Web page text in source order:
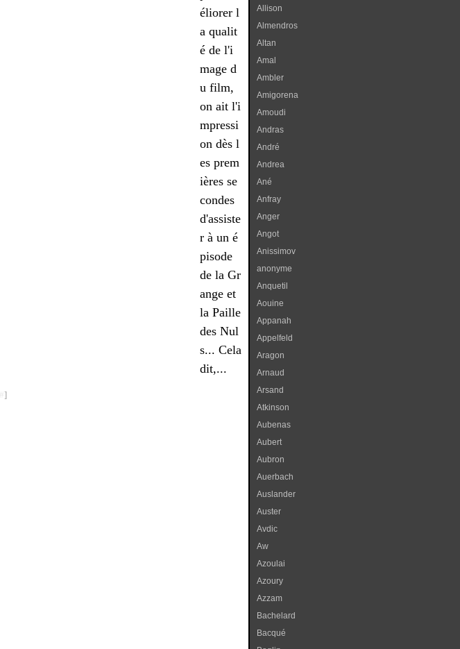
éliorer l
a qualit
é de l'i
mage d
u film,
on ait l'i
mpressi
on dès l
es prem
ières se
condes
d'assiste
r à un é
pisode
de la Gr
ange et
la Paille
des Nul
s... Cela
dit,...
]
Allison
Almendros
Altan
Amal
Ambler
Amigorena
Amoudi
Andras
André
Andrea
Ané
Anfray
Anger
Angot
Anissimov
anonyme
Anquetil
Aouine
Appanah
Appelfeld
Aragon
Arnaud
Arsand
Atkinson
Aubenas
Aubert
Aubron
Auerbach
Auslander
Auster
Avdic
Aw
Azoulai
Azoury
Azzam
Bachelard
Bacqué